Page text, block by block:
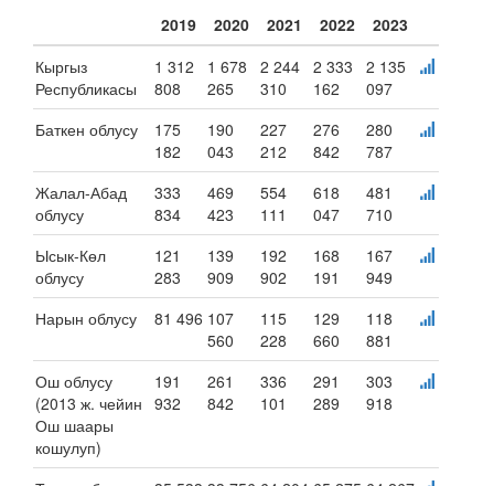
2019 2020 2021 2022
2023
Кыргыз
Республикасы
1 312
808
1 678
265
2 244
310
2 333
162
2 135
097
Баткен облусу
175
182
190
043
227
212
276
842
280
787
Жалал-Абад
облусу
333
834
469
423
554
111
618
047
481
710
Ысык-Көл
облусу
121
283
139
909
192
902
168
191
167
949
Нарын облусу
81 496 107
560
115
228
129
660
118
881
Ош облусу
(2013 ж. чейин
Ош шаары
кошулуп)
191
932
261
842
336
101
291
289
303
918